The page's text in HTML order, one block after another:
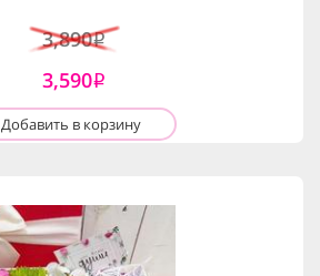
3,890i
3,590i
Добавить в корзину